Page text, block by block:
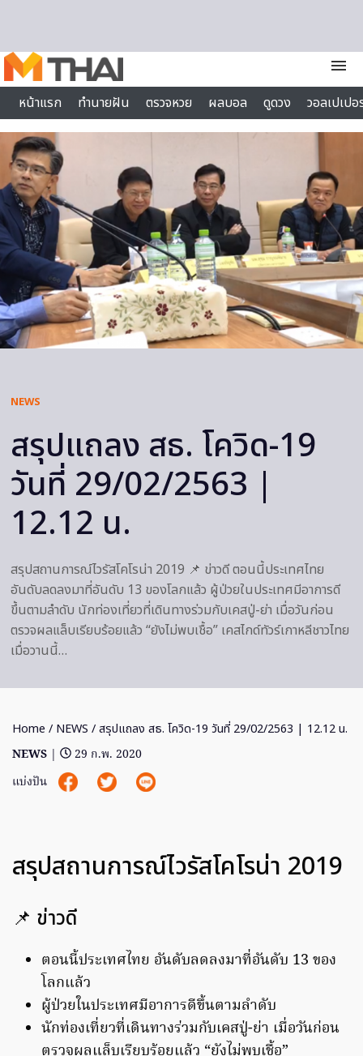
menu
หน้าแรก
ทำนายฝัน ตรวจหวย ผลบอล ดูดวง
วอลเปเป
ไลฟ์สไตล์
NEWS
สรุปแถลง สธ. โควิด-19
วันที่ 29/02/2563 |
12.12 น.
สรุปสถานการณ์ไวรัสโคโรน่า 2019 📌 ข่าวดี ตอนนี้ประเทศไทย
อันดับลดลงมาที่อันดับ 13 ของโลกแล้ว ผู้ป่วยในประเทศมีอาการดี
ขึ้นตามลำดับ นักท่องเที่ยวที่เดินทางร่วมกับเคสปู่-ย่า เมื่อวันก่อน
ตรวจผลแล็บเรียบร้อยแล้ว “ยังไม่พบเชื้อ” เคสไกด์ทัวร์เกาหลีชาวไทย
เมื่อวานนี้…
Home / NEWS / สรุปแถลง สธ. โควิด-19 วันที่ 29/02/2563 | 12.12 น.
NEWS |
29 ก.พ. 2020
แบ่งปัน
สรุปสถานการณ์ไวรัสโคโรน่า 2019
📌 ข่าวดี
ตอนนี้ประเทศไทย อันดับลดลงมาที่อันดับ 13 ของ
โลกแล้ว
ผู้ป่วยในประเทศมีอาการดีขึ้นตามลำดับ
นักท่องเที่ยวที่เดินทางร่วมกับเคสปู่-ย่า เมื่อวันก่อน
ตรวจผลแล็บเรียบร้อยแล้ว “ยังไม่พบเชื้อ”